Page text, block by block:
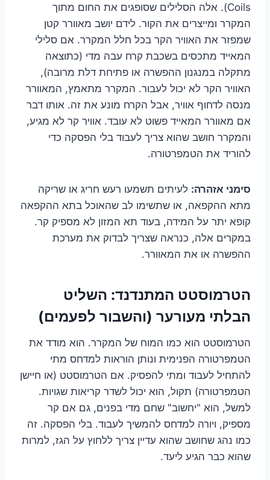
Coils). אלה הסלילים שסופגים את החום מתוך
המקרר ומייצרים את הקור. לידם יושב מאוורר קטן
שמפזר את האוויר הקר בכל חלל המקרר. אם סלילי
המאייד מתכסים בשכבת קרח עבה מדי (כתוצאה
מתקלה במנגנון ההפשרה או פתיחת דלת מרובה),
האוויר הקר לא יכול לעבור. המקרר מתאמץ, המאוורר
מנסה לדחוף אוויר, אבל הקרח מונע את זה. אותו דבר
אם מאוורר המאייד פשוט לא עובד. אוויר קר לא מגיע,
והמקרר חושב שהוא צריך לעבוד בלי הפסקה כדי
להוריד את הטמפרטורה.
סימני אזהרה: לעיתים תשמעו רעש חריג או שריקה
מתא ההקפאה, או שתשימו לב שהאוכל בתא ההקפאה
קופא יתר על המידה, בעוד תא המזון לא מספיק קר.
במקרים אלה, כנראה שצריך לבדוק את מערכת
ההפשרה או את המאוורר.
הטרמוסטט המתנדנד: השליט
הבלתי מעורער (והשבור לפעמים)
הטרמוסטט הוא כמו המוח של המקרר. הוא מודד את
הטמפרטורה הפנימית ונותן הוראות למדחס מתי
להתחיל לעבוד ומתי להפסיק. אם הטרמוסטט (או חיישן
הטמפרטורה) תקול, הוא יכול לשדר קריאות שגויות.
למשל, הוא "יחשוב" שחם מדי בפנים, גם אם קר
מספיק, ויורה למדחס להמשיך לעבוד. בלי הפסקה. זה
כמו נהג שחושב שהוא עדיין צריך ללחוץ על הגז, למרות
שהוא כבר הגיע ליעד.